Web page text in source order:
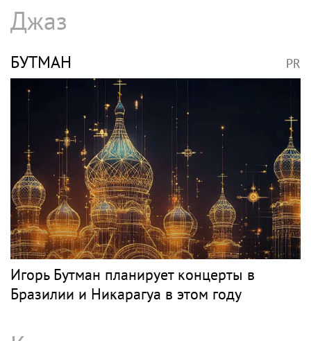
Джаз
БУТМАН PR
Игорь Бутман планирует концерты в
Бразилии и Никарагуа в этом году